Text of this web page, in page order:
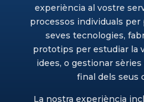
experiència al vostre
processos individuals
seves tecnologies,
prototips per estudiar la
idees, o gestionar
final dels seus
La nostra experiència